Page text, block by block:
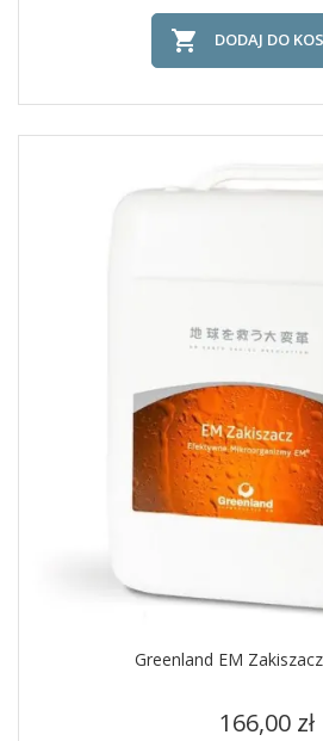
 DODAJ DO
Greenland EM
Cena
166,00 zł